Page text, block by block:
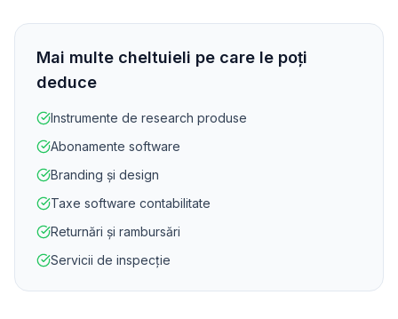
Mai multe cheltuieli pe care le poți
deduce
Instrumente de research produse
Abonamente software
Branding și design
Taxe software contabilitate
Returnări și rambursări
Servicii de inspecție